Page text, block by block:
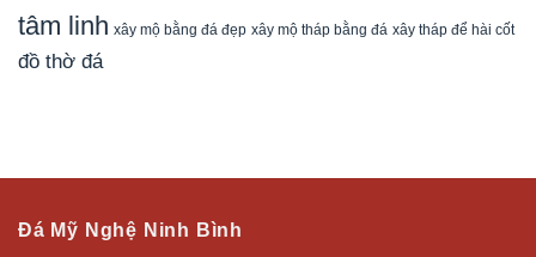
tâm linh xây mộ bằng đá đẹp xây mộ tháp bằng đá xây tháp để hài cốt
đồ thờ đá
Đá Mỹ Nghệ Ninh Bình